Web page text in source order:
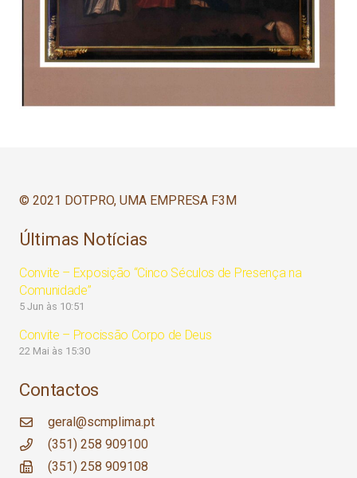
© 2021 DOTPRO, UMA EMPRESA F3M
Últimas Notícias
Convite – Exposição “Cinco Séculos de Presença na
Comunidade”
5 Jun às 10:51
Convite – Procissão Corpo de Deus
22 Mai às 15:30
Contactos
geral@scmplima.pt
(351) 258 909100
(351) 258 909108